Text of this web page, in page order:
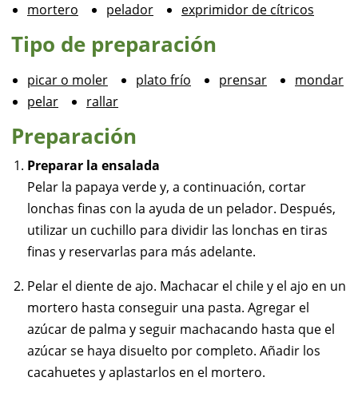
mortero pelador exprimidor de cítricos
Tipo de preparación
picar o moler plato frío prensar
mondar
pelar
rallar
Preparación
Preparar la ensalada
Pelar la papaya verde y, a continuación, cortar
lonchas finas con la ayuda de un pelador. Después,
utilizar un cuchillo para dividir las lonchas en tiras
finas y reservarlas para más adelante.
Pelar el diente de ajo. Machacar el chile y el ajo en un
mortero hasta conseguir una pasta. Agregar el
azúcar de palma y seguir machacando hasta que el
azúcar se haya disuelto por completo. Añadir los
cacahuetes y aplastarlos en el mortero.